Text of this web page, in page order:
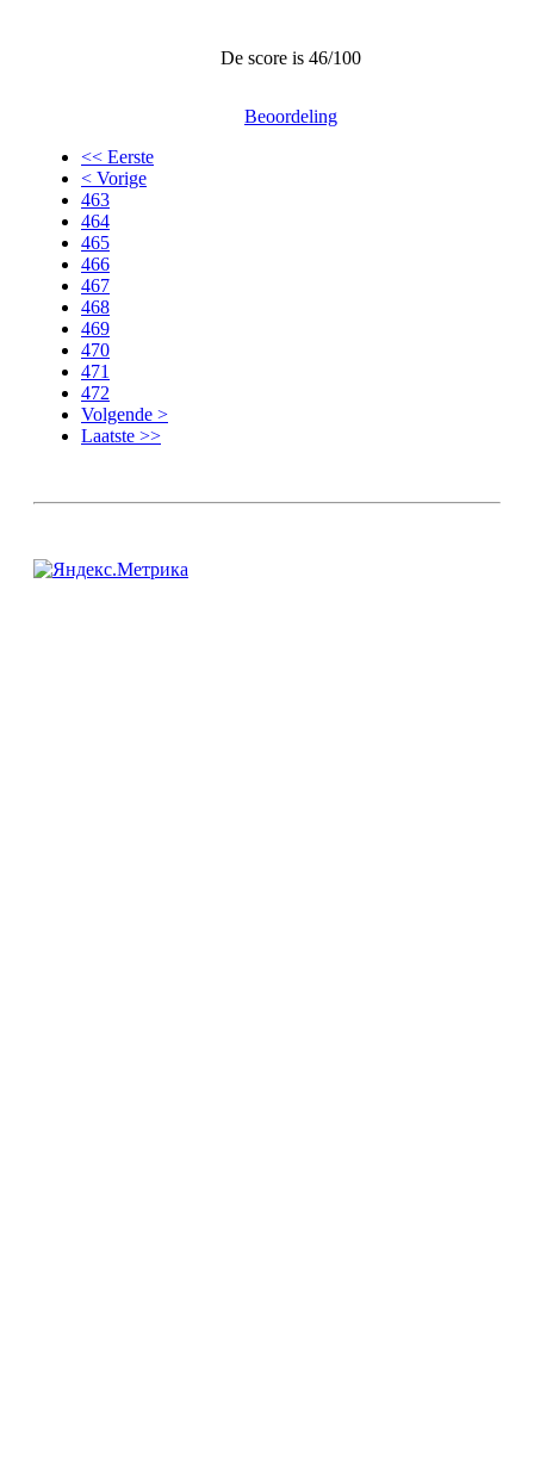
De score is 46/100
Beoordeling
<< Eerste
< Vorige
463
464
465
466
467
468
469
470
471
472
Volgende >
Laatste >>